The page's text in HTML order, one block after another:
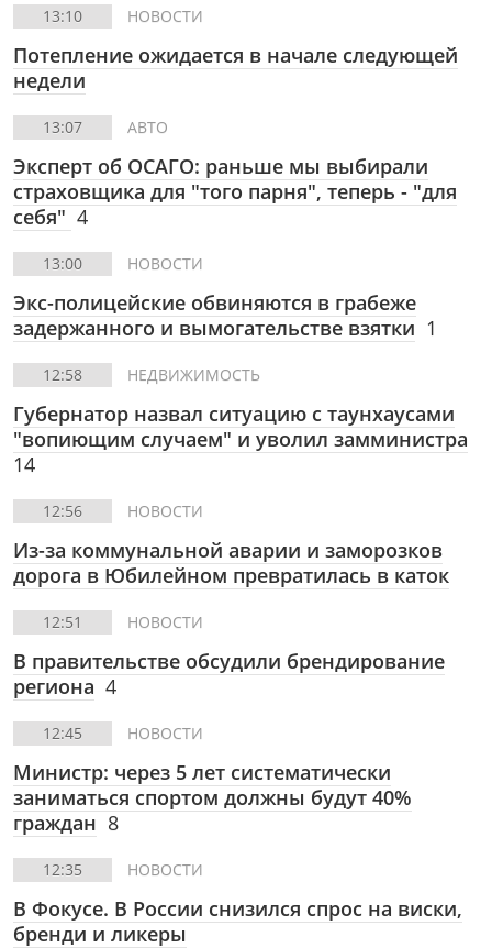
13:10 НОВОСТИ
Потепление ожидается в начале следующей
недели
13:07 АВТО
Эксперт об ОСАГО: раньше мы выбирали
страховщика для "того парня", теперь - "для
себя" 4
13:00 НОВОСТИ
Экс-полицейские обвиняются в грабеже
задержанного и вымогательстве взятки 1
12:58 НЕДВИЖИМОСТЬ
Губернатор назвал ситуацию с таунхаусами
"вопиющим случаем" и уволил замминистра
14
12:56 НОВОСТИ
Из-за коммунальной аварии и заморозков
дорога в Юбилейном превратилась в каток
12:51 НОВОСТИ
В правительстве обсудили брендирование
региона 4
12:45 НОВОСТИ
Министр: через 5 лет систематически
заниматься спортом должны будут 40%
граждан 8
12:35 НОВОСТИ
В Фокусе. В России снизился спрос на виски,
бренди и ликеры